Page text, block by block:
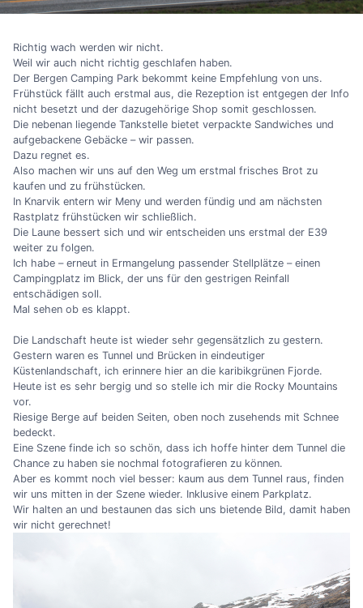
Richtig wach werden wir nicht.
Weil wir auch nicht richtig geschlafen haben.
Der Bergen Camping Park bekommt keine Empfehlung von uns.
Frühstück fällt auch erstmal aus, die Rezeption ist entgegen der Info
nicht besetzt und der dazugehörige Shop somit geschlossen.
Die nebenan liegende Tankstelle bietet verpackte Sandwiches und
aufgebackene Gebäcke –wir passen.
Dazu regnet es.
Also machen wir uns auf den Weg um erstmal frisches Brot zu
kaufen und zu frühstücken.
In Knarvik entern wir Meny und werden fündig und am nächsten
Rastplatz frühstücken wir schließlich.
Die Laune bessert sich und wir entscheiden uns erstmal der E39
weiter zu folgen.
Ich habe –erneut in Ermangelung passender Stellplätze –einen
Campingplatz im Blick, der uns für den gestrigen Reinfall
entschädigen soll.
Mal sehen ob es klappt.
Die Landschaft heute ist wieder sehr gegensätzlich zu gestern.
Gestern waren es Tunnel und Brücken in eindeutiger
Küstenlandschaft, ich erinnere hier an die karibikgrünen Fjorde.
Heute ist es sehr bergig und so stelle ich mir die Rocky Mountains
vor.
Riesige Berge auf beiden Seiten, oben noch zusehends mit Schnee
bedeckt.
Eine Szene finde ich so schön, dass ich hoffe hinter dem Tunnel die
Chance zu haben sie nochmal fotografieren zu können.
Aber es kommt noch viel besser: kaum aus dem Tunnel raus, finden
wir uns mitten in der Szene wieder. Inklusive einem Parkplatz.
Wir halten an und bestaunen das sich uns bietende Bild, damit haben
wir nicht gerechnet!